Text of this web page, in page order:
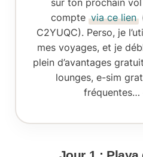
sur ton prochain
compte via ce lien
C2YUQC). Perso, je
mes voyages, et je
plein d’avantages
lounges, e-sim
fréquentes…